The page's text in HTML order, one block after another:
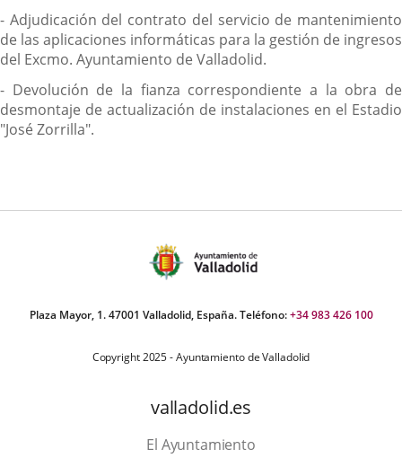
- Adjudicación del contrato del servicio de mantenimiento
de las aplicaciones informáticas para la gestión de ingresos
del Excmo. Ayuntamiento de Valladolid.
- Devolución de la fianza correspondiente a la obra de
desmontaje de actualización de instalaciones en el Estadio
"José Zorrilla".
Plaza Mayor, 1. 47001 Valladolid, España. Teléfono:+34 983 426 100
Copyright 2025 - Ayuntamiento de Valladolid
valladolid.es
El Ayuntamiento